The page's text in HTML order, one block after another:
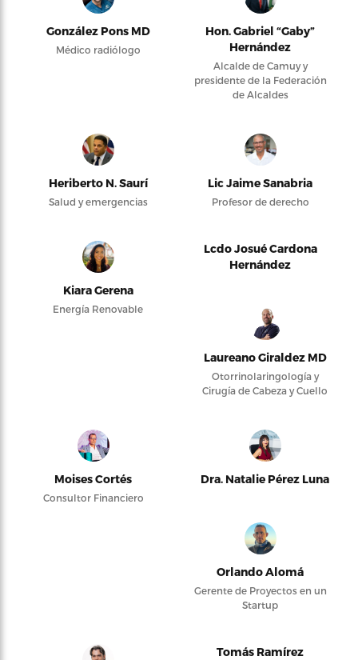
González Pons MD
Médico radiólogo
Hon. Gabriel “Gaby”
Hernández
Alcalde de Camuy y
presidente de la Federación
de Alcaldes
Heriberto N. Saurí
Salud y emergencias
Lic Jaime Sanabria
Profesor de derecho
Kiara Gerena
Energía Renovable
Lcdo Josué Cardona
Hernández
Laureano Giraldez MD
Otorrinolaringología y
Cirugía de Cabeza y Cuello
Moises Cortés
Consultor Financiero
Dra. Natalie Pérez Luna
Orlando Alomá
Gerente de Proyectos en un
Startup
Tomás Ramírez